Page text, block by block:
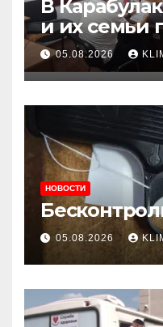
В
и их семьи
приема
05.08.2026
НОВОСТИ
05.08.2026